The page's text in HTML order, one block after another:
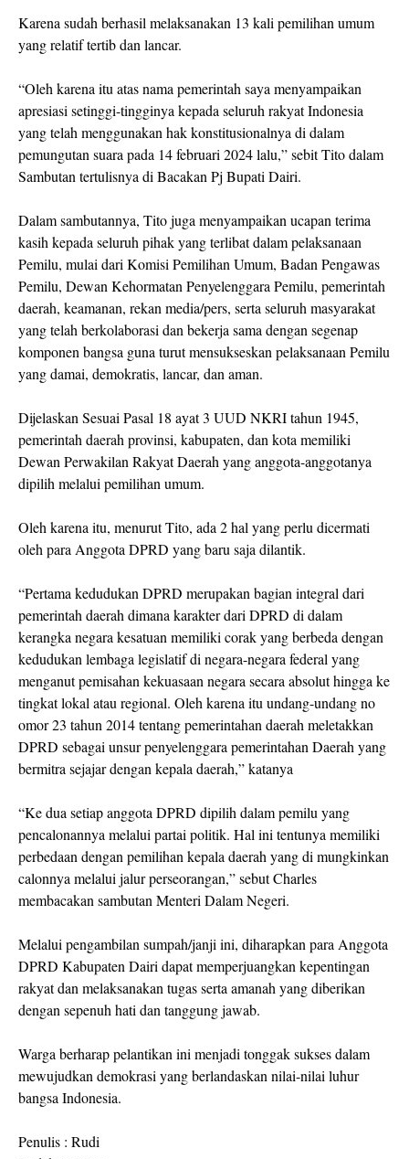
Karena sudah berhasil melaksanakan 13 kali pemilihan umum
yang relatif tertib dan lancar.
“Oleh karena itu atas nama pemerintah saya menyampaikan
apresiasi setinggi-tingginya kepada seluruh rakyat Indonesia
yang telah menggunakan hak konstitusionalnya di dalam
pemungutan suara pada 14 februari 2024 lalu,” sebit Tito dalam
Sambutan tertulisnya di Bacakan Pj Bupati Dairi.
Dalam sambutannya, Tito juga menyampaikan ucapan terima
kasih kepada seluruh pihak yang terlibat dalam pelaksanaan
Pemilu, mulai dari Komisi Pemilihan Umum, Badan Pengawas
Pemilu, Dewan Kehormatan Penyelenggara Pemilu, pemerintah
daerah, keamanan, rekan media/pers, serta seluruh masyarakat
yang telah berkolaborasi dan bekerja sama dengan segenap
komponen bangsa guna turut mensukseskan pelaksanaan Pemilu
yang damai, demokratis, lancar, dan aman.
Dijelaskan Sesuai Pasal 18 ayat 3 UUD NKRI tahun 1945,
pemerintah daerah provinsi, kabupaten, dan kota memiliki
Dewan Perwakilan Rakyat Daerah yang anggota-anggotanya
dipilih melalui pemilihan umum.
Oleh karena itu, menurut Tito, ada 2 hal yang perlu dicermati
oleh para Anggota DPRD yang baru saja dilantik.
“Pertama kedudukan DPRD merupakan bagian integral dari
pemerintah daerah dimana karakter dari DPRD di dalam
kerangka negara kesatuan memiliki corak yang berbeda dengan
kedudukan lembaga legislatif di negara-negara federal yang
menganut pemisahan kekuasaan negara secara absolut hingga ke
tingkat lokal atau regional. Oleh karena itu undang-undang no
omor 23 tahun 2014 tentang pemerintahan daerah meletakkan
DPRD sebagai unsur penyelenggara pemerintahan Daerah yang
bermitra sejajar dengan kepala daerah,” katanya
“Ke dua setiap anggota DPRD dipilih dalam pemilu yang
pencalonannya melalui partai politik. Hal ini tentunya memiliki
perbedaan dengan pemilihan kepala daerah yang di mungkinkan
calonnya melalui jalur perseorangan,” sebut Charles
membacakan sambutan Menteri Dalam Negeri.
Melalui pengambilan sumpah/janji ini, diharapkan para Anggota
DPRD Kabupaten Dairi dapat memperjuangkan kepentingan
rakyat dan melaksanakan tugas serta amanah yang diberikan
dengan sepenuh hati dan tanggung jawab.
Warga berharap pelantikan ini menjadi tonggak sukses dalam
mewujudkan demokrasi yang berlandaskan nilai-nilai luhur
bangsa Indonesia.
Penulis : Rudi